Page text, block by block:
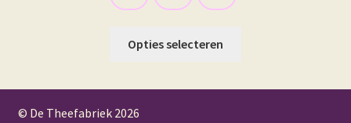
Opties selecteren
meerdere
© De Theefabriek 2026